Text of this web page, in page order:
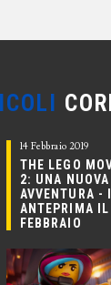
14 Febbraio 2019
THE LEGO
2: UNA NUOVA
AVVENTURA -
ANTEPRIMA
FEBBRAIO